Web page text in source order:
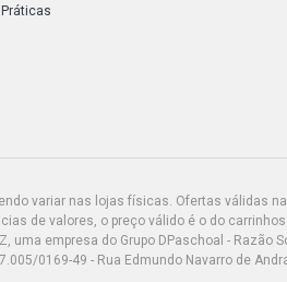
variar nas lojas físicas. Ofertas válidas
de valores, o preço válido é o do
uma empresa do Grupo DPaschoal - Razão
0169-49 - Rua Edmundo Navarro de